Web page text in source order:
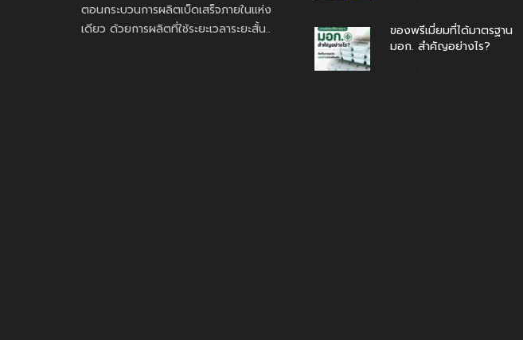
ตอนกระบวนการผลิตเบ็ดเสร็จภายในแห่ง
เดียว ด้วยการผลิตที่ใช้ระยะเวลาระยะสั้น..
ของพรีเมี่ยมที่ได้มาตรฐาน
มอก. สำคัญอย่างไร?